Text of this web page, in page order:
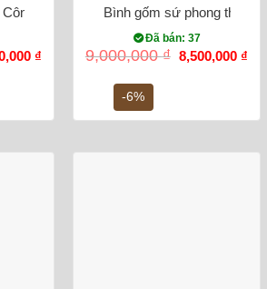
Tùng phi 38cm
₫
1,500,000 ₫.
-6%
Bình gốm sứ phong thủy
Đã bán: 37
9,000,000₫ Giá
gốc
8,500,000 ₫